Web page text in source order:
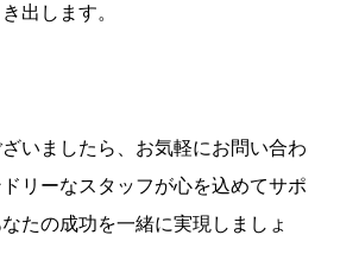
出します。
いましたら、お気軽にお問い合わ
リーなスタッフが心を込めてサポ
たの成功を一緒に実現しましょ